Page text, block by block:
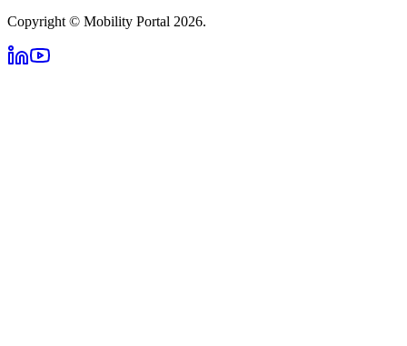
Copyright © Mobility Portal 2026.